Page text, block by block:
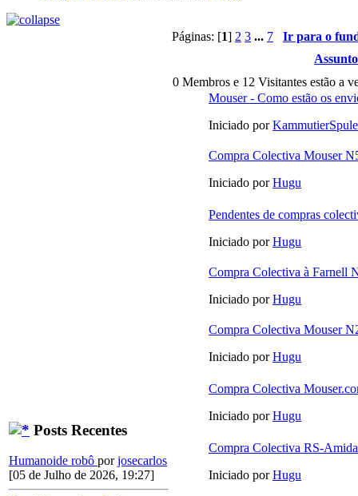
Posts Recentes
Humanoide robô porjosecarlos
[05 de Julho de 2026, 19:27]
Páginas: [1] 2 3 ... 7
Ir para o
Assunto
0 Membros e 12 Visitantes estão a
Mouser - Como estão os
Iniciado porKammutierSpule
Compra Colectiva Mouser
Iniciado porHugu
Pendentes de compras
Iniciado porHugu
Compra Colectiva à Farnell
Iniciado porHugu
Compra Colectiva Mouser
Iniciado porHugu
Compra Colectiva
Iniciado porHugu
Compra Colectiva RS-
Iniciado porHugu